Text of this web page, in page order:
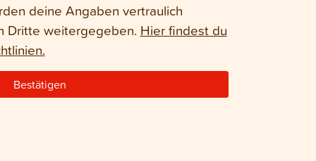
deine Angaben vertraulich
Dritte weitergegeben. Hier findest du
Bestätigen